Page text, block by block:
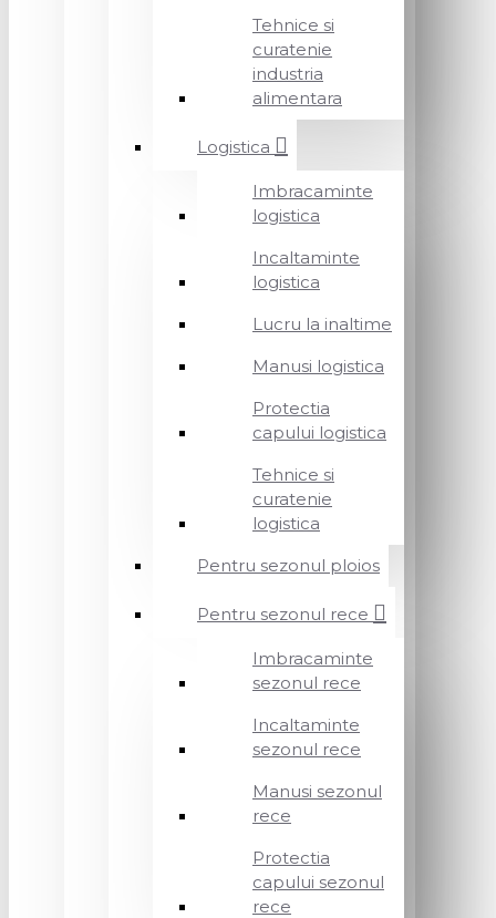
Tehnice si
curatenie
industria
alimentara
Logistica
Imbracaminte
logistica
Incaltaminte
logistica
Lucru la inaltime
Manusi logistica
Protectia
capului logistica
Tehnice si
curatenie
logistica
Pentru sezonul ploios
Pentru sezonul rece
Imbracaminte
sezonul rece
Incaltaminte
sezonul rece
Manusi sezonul
rece
Protectia
capului sezonul
rece